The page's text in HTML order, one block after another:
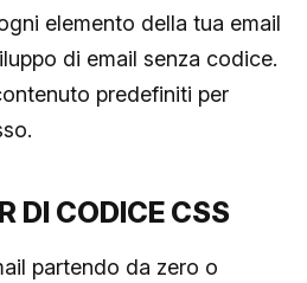
elemento della tua email
di email senza codice.
predefiniti per
DI CODICE CSS
partendo da zero o